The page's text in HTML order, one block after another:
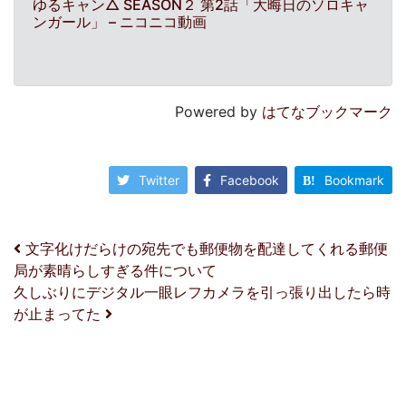
ゆるキャン△ SEASON２ 第2話「大晦日のソロキャ
ンガール」 – ニコニコ動画
Powered by はてなブックマーク
Twitter Facebook Bookmark
投稿ナビゲーション
文字化けだらけの宛先でも郵便物を配達してくれる郵便
局が素晴らしすぎる件について
久しぶりにデジタル一眼レフカメラを引っ張り出したら時
が止まってた